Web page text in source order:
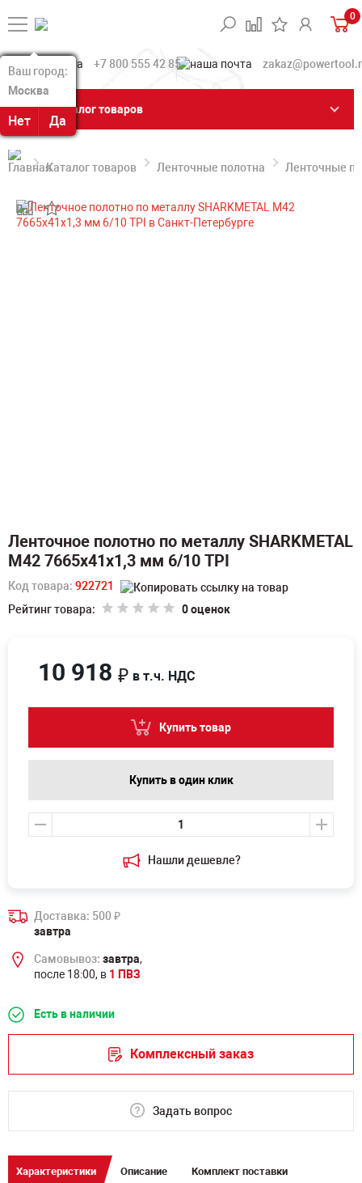
Ваш город:
Москва
Нет Да
Ваш город:
Москва
Нет Да
0
+7 800 555 42 85
Каталог товаров
Каталог товаров Ленточные полотна Ленточные
Ленточное полотно по металлу SHARKMETAL
M42 7665х41х1,3 мм 6/10 TPI
Код товара: 922721
Рейтинг товара:
0 оценок
Нашли дешевле?
10 918 ₽ в т.ч. НДС
Купить товар
Купить в один клик
Доставка: 500₽
завтра
Самовывоз: завтра,
после 18:00, в 1 ПВЗ
Есть в наличии
Комплексный заказ
Задать вопрос
Характеристики Описание Комплект поставки